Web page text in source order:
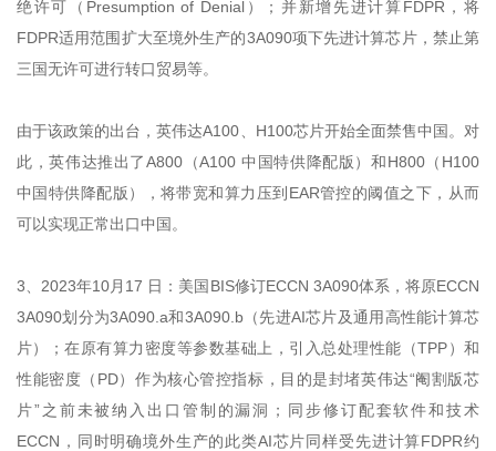
绝许可（Presumption of Denial）；并新增先进计算FDPR，将
FDPR适用范围扩大至境外生产的3A090项下先进计算芯片，禁止第
三国无许可进行转口贸易等。
由于该政策的出台，英伟达A100、H100芯片开始全面禁售中国。对
此，英伟达推出了A800（A100 中国特供降配版）和H800（H100
中国特供降配版），将带宽和算力压到EAR管控的阈值之下，从而
可以实现正常出口中国。
3、2023年10月17 日：美国BIS修订ECCN 3A090体系，将原ECCN
3A090划分为3A090.a和3A090.b（先进AI芯片及通用高性能计算芯
片）；在原有算力密度等参数基础上，引入总处理性能（TPP）和
性能密度（PD）作为核心管控指标，目的是封堵英伟达“阉割版芯
片”之前未被纳入出口管制的漏洞；同步修订配套软件和技术
ECCN，同时明确境外生产的此类AI芯片同样受先进计算FDPR约